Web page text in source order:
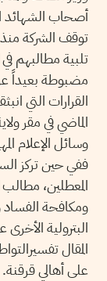
أصحاب الشهائد
توقف الشركة
تلبية مطالبهم
مضبوطة بعيداً
القرارات
الماضي في مقر
وسائل الإعلام
ففي حين تركز
المعطلين،
ومكافحة الفساد
البترولية
المقال
على أهالي قرقنة.